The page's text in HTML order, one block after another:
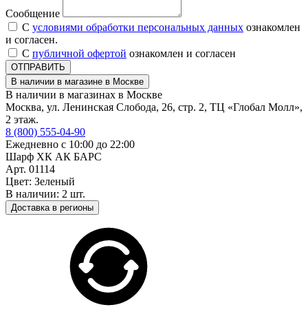
Сообщение
С условиями обработки персональных данных ознакомлен
и согласен.
С публичной офертой ознакомлен и согласен
ОТПРАВИТЬ
В наличии в магазине в Москве
В наличии в магазинах в Москве
Москва, ул. Ленинская Слобода, 26, стр. 2, ТЦ «Глобал Молл»,
2 этаж.
8 (800) 555-04-90
Ежедневно с 10:00 до 22:00
Шарф ХК АК БАРС
Арт. 01114
Цвет: Зеленый
В наличии: 2 шт.
Доставка в регионы